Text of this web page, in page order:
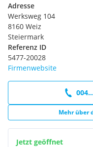
Adresse
Werksweg 104
8160 Weiz
Steiermark
Referenz ID
5477-20028
Firmenwebsite
Mehr über
Jetzt geöffnet